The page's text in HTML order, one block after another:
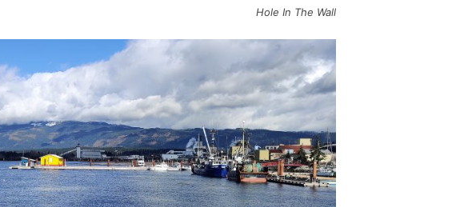
Hole In The Wall